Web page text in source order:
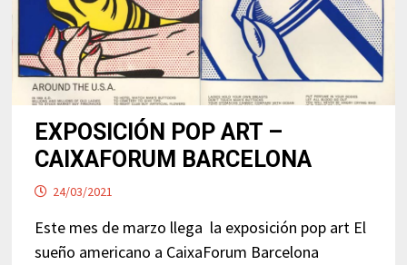
EXPOSICIÓN POP ART –
CAIXAFORUM BARCELONA
24/03/2021
Este mes de marzo llega la exposición pop art El
sueño americano a CaixaForum Barcelona